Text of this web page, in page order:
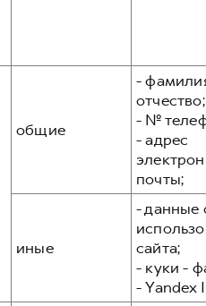
общие
-
отчество;
- №
- адрес
почты;
иные
- данные
сайта;
- куки -
- Yandex